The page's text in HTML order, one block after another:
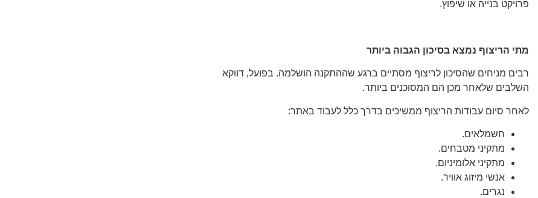
פרויקט בנייה או שיפוץ.
מתי הריצוף נמצא בסיכון הגבוה ביותר
רבים מניחים שהסיכון לריצוף מסתיים ברגע שההתקנה הושלמה. בפועל, דווקא
השלבים שלאחר מכן הם המסוכנים ביותר.
לאחר סיום עבודות הריצוף ממשיכים בדרך כלל לעבוד באתר:
חשמלאים.
מתקיני מטבחים.
מתקיני אלומיניום.
אנשי מיזוג אוויר.
נגרים.